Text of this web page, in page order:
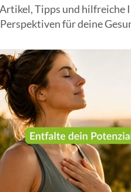
Tipps und
Perspektiven für deine